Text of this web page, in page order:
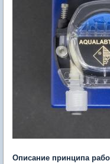
Описание принципа